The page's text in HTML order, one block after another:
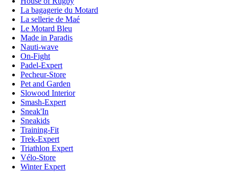
La bagagerie du Motard
La sellerie de Maé
Le Motard Bleu
Made in Paradis
Nauti-wave
On-Fight
Padel-Expert
Pecheur-Store
Pet and Garden
Slowood Interior
Smash-Expert
Sneak'In
Sneakids
Training-Fit
Trek-Expert
Triathlon Expert
Vélo-Store
Winter Expert